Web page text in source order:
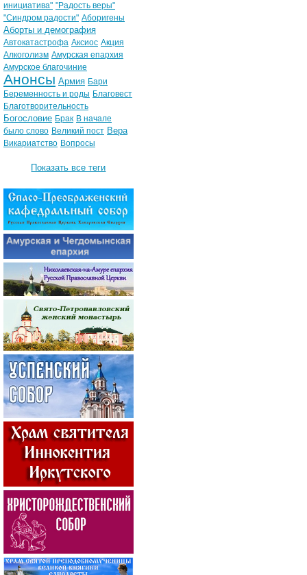
инициатива" "Радость веры"
"Синдром радости" Аборигены
Аборты и демография
Автокатастрофа Аксиос Акция
Алкоголизм Амурская епархия
Амурское благочиние
Анонсы Армия Бари
Беременность и роды Благовест
Благотворительность
Богословие Брак В начале
было слово Великий пост Вера
Викариатство Вопросы
Показать все теги